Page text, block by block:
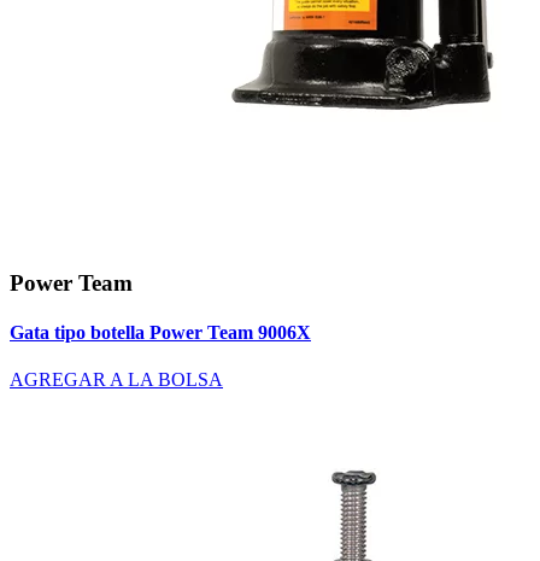
Power Team
Gata tipo botella Power Team 9006X
AGREGAR A LA BOLSA